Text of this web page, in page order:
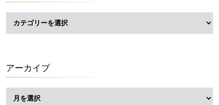
カ
テ
ー
アーカイブ
ー